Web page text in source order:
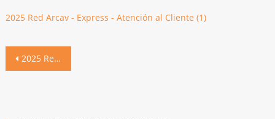
2025 Red Arcav - Express - Atención al Cliente (1)
Navegación
2025 Red Arcav – Express – Atención al Cliente (1)